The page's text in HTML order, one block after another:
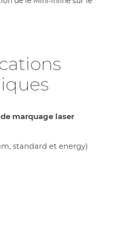
marquage laser
standard et energy)